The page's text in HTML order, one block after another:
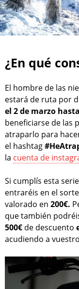
¿En qué
El hombre de las
estará de ruta por
el 2 de marzo
beneficiarse de las
atraparlo para
el hashtag
la cuenta de
Si cumplís esta
entraréis en el
valorado en 200€.
que también
500€ de descuento
acudiendo a